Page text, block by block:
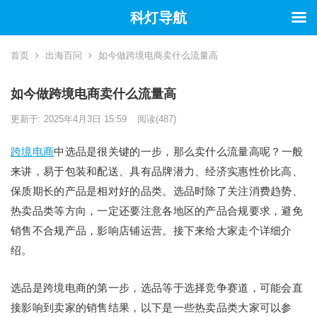
首页 出海百问 如今做跨境电商卖什么流量高
如今做跨境电商卖什么流量高
更新于: 2025年4月3日 15:59 阅读(487)
跨境电商中选品是很关键的一步，那么卖什么流量高呢？一般
来讲，易于包装和配送、具有品牌潜力、经济实惠性价比高、
保质期长的产品是相对好的品类。选品时除了关注消费趋势、
热卖品类等方向，一定还要注意各地区的产品合规要求，避免
销售不合规产品，影响店铺运营。接下来给大家走个详细介
绍。
选品是跨境电商的第一步，选品等于选择竞争赛道，可能会直
接影响到卖家的销售结果，以下是一些热卖品类大家可以参
科灯导航